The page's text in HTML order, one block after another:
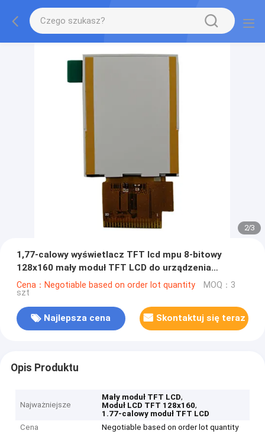
2/3
1,77-calowy wyświetlacz TFT lcd mpu 8-bitowy
128x160 mały moduł TFT LCD do urządzenia
medycznego;
Cena：Negotiable based on order lot quantity MOQ：3
szt
Najlepsza cena Skontaktuj się teraz
Opis Produktu
Najważniejsze
Mały moduł TFT LCD,
Moduł LCD TFT 128x160,
1.77-calowy moduł TFT LCD
Cena
Negotiable based on order lot quantity